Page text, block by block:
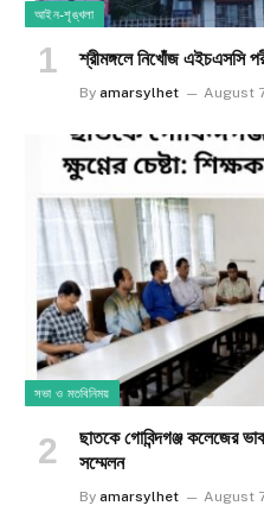
আইন-শৃঙ্খলা
শ্রীমঙ্গলে নিখোঁজ এইচএসসি
By amarsylhet August
সভা ও মতবিনিময়
ছাতকে গোবিন্দগঞ্জ কলেজের
সম্মেলন
By amarsylhet August